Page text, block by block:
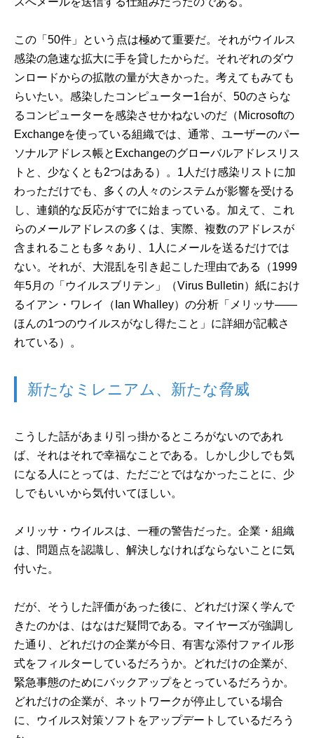
この「50件」という点は極めて重要だ。それがウイルス
感染の急速な拡大に手を貸したからだ。それぞれのダウ
ンロードからの拡散の量が大きかった。考えてもみても
らいたい。感染したコンピューター1台が、50のさらな
るコンピューターを感染させかねないのだ（Microsoftの
Exchangeを使っている組織では、通常、ユーザーのパー
ソナルアドレス帳とExchangeのグローバルアドレスリス
トと、少なくとも2つはある）。1人だけ感染リストに加
わっただけでも、多くの人々のシステムが影響を受ける
し、連鎖的な反応がすでに始まっている。加えて、これ
らのメールアドレスの多くは、実際、複数のアドレスが
含まれることも多々あり、1人にメールを送るだけでは
ない。それが、大混乱を引き起こした理由である（1999
年5月の「ウイルスブリテン」（Virus Bulletin）紙におけ
るイアン・ワレイ（Ian Whalley）の分析「メリッサ――
ほんの1つのウイルスがなし得たこと」に詳細が記載さ
れている）。
新たなミレニアム、新たな脅威
こうした話があまり引っ掛かるところがないのであれ
ば、それはそれで幸福なことである。しかし少しでも気
になる人にとっては、ただごとではなかったことに、少
しでもいいから気付いてほしい。
メリッサ・ウイルスは、一種の警告だった。企業・組織
は、問題点を認識し、解決しなければならないことに気
付いた。
だが、そうした評価があった後に、どれだけ深く学んで
きたのかは、はなはだ疑問である。マイヤーズが強調し
た通り、どれだけの企業が今日、有害な添付ファイル形
式をフィルターしているだろうか。どれだけの企業が、
緊急事態のためにバックアップをとっているだろうか。
どれだけの企業が、ネットワークが停止している場合
に、ウイルス対策ソフトをアップデートしているだろう